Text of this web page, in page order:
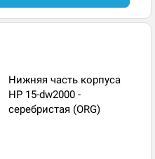
Нижняя часть корпуса
HP 15-dw2000 -
серебристая (ORG)